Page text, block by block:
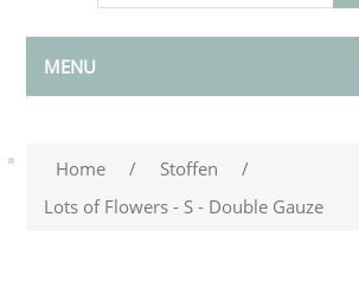
MENU
Home / Stoffen
/
Lots of Flowers - S - Double Gauze